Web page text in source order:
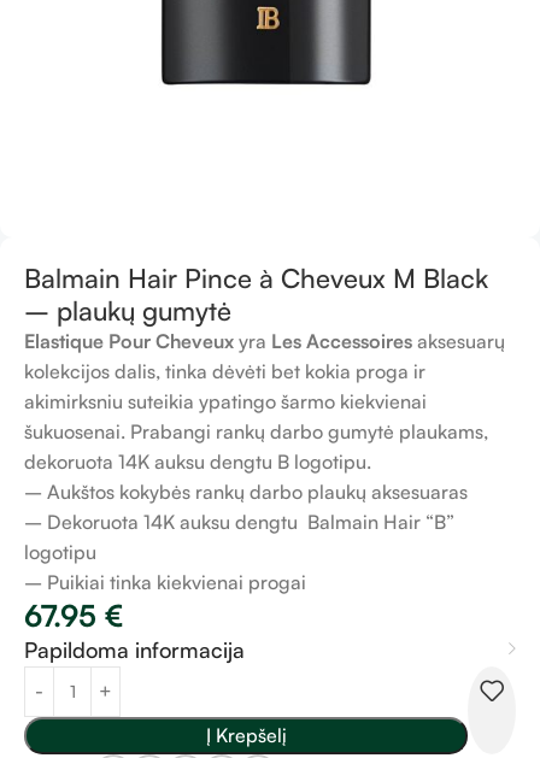
Balmain Hair Pince à Cheveux M Black
– plaukų gumytė
Elastique Pour Cheveux yra Les Accessoires aksesuarų
kolekcijos dalis, tinka dėvėti bet kokia proga ir
akimirksniu suteikia ypatingo šarmo kiekvienai
šukuosenai. Prabangi rankų darbo gumytė plaukams,
dekoruota 14K auksu dengtu B logotipu.
– Aukštos kokybės rankų darbo plaukų aksesuaras
– Dekoruota 14K auksu dengtu Balmain Hair “B”
logotipu
– Puikiai tinka kiekvienai progai
67.95 €
Papildoma informacija
Į Krepšelį